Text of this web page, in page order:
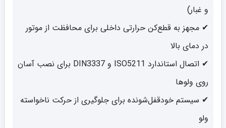
و غبار)
✔ مجهز به قطع‌کن حرارتی داخلی برای محافظت از موتور
در دمای بالا
✔ اتصال استاندارد ISO5211 و DIN3337 برای نصب آسان
روی ولوها
✔ سیستم خودقفل‌شونده برای جلوگیری از حرکت ناخواسته
ولو